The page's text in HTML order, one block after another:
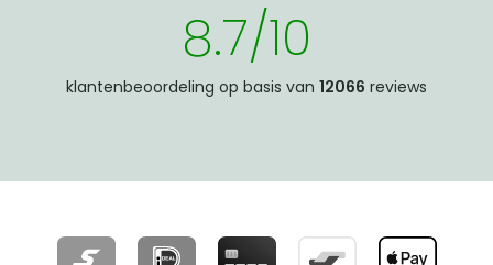
8.7/10
klantenbeoordeling op basis van 12066 reviews